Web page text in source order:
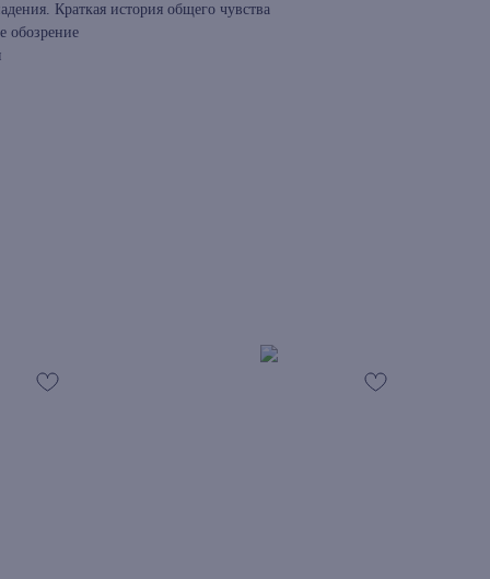
Краткая история общего чувства
обозрение